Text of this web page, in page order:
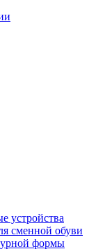
устройства
сменной обуви
формы